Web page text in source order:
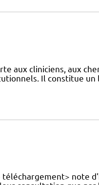
aux cliniciens, aux
Il constitue un
note